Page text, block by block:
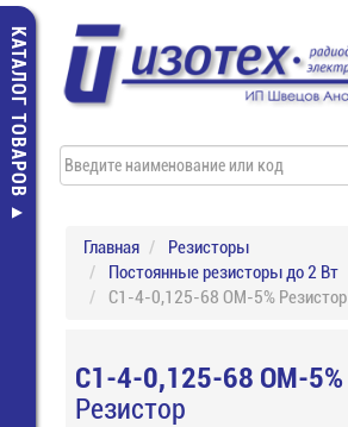
КАТАЛОГ ТОВАРОВ
Главная
Резисторы
Постоянные резисторы до 2 Вт
С1-4-0,125-68 ОМ-5% Резистор
С1-4-0,125-68 ОМ-5%
Резистор